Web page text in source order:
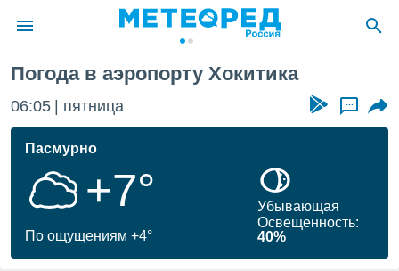
о
Вы можете
к этому
Погода в аэропорту Хокитика
06:05 пятница ...
Пасмурно
+7°
По ощущениям +4°
Убывающая
Освещенность:
40%